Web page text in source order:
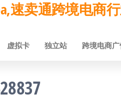
速卖通跨境电商
虚拟卡 独立站 跨境电商